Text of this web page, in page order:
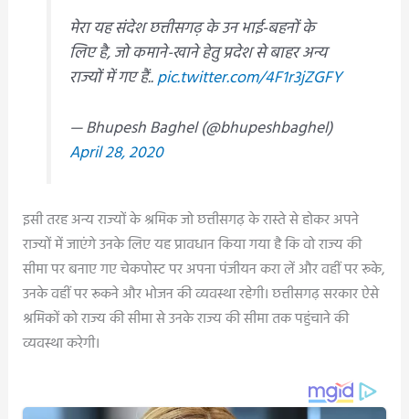
मेरा यह संदेश छत्तीसगढ़ के उन भाई-बहनों के
लिए है, जो कमाने-खाने हेतु प्रदेश से बाहर अन्य
राज्यों में गए हैं..pic.twitter.com/4F1r3jZGFY
— Bhupesh Baghel (@bhupeshbaghel)
April 28, 2020
इसी तरह अन्य राज्यों के श्रमिक जो छत्तीसगढ़ के रास्ते से होकर अपने
राज्यों में जाएंगे उनके लिए यह प्रावधान किया गया है कि वो राज्य की
सीमा पर बनाए गए चेकपोस्ट पर अपना पंजीयन करा लें और वहीं पर रूके,
उनके वहीं पर रूकने और भोजन की व्यवस्था रहेगी। छत्तीसगढ़ सरकार ऐसे
श्रमिकों को राज्य की सीमा से उनके राज्य की सीमा तक पहुंचाने की
व्यवस्था करेगी।